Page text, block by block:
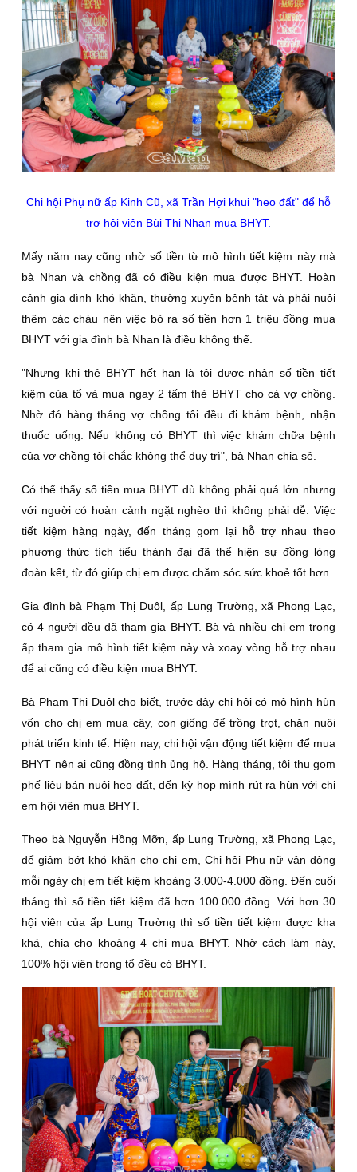
Chi hội Phụ nữ ấp Kinh Cũ, xã Trần Hợi khui "heo đất" để hỗ
trợ hội viên Bùi Thị Nhan mua BHYT.
Mấy năm nay cũng nhờ số tiền từ mô hình tiết kiệm này mà
bà Nhan và chồng đã có điều kiện mua được BHYT. Hoàn
cảnh gia đình khó khăn, thường xuyên bệnh tật và phải nuôi
thêm các cháu nên việc bỏ ra số tiền hơn 1 triệu đồng mua
BHYT với gia đình bà Nhan là điều không thể.
"Nhưng khi thẻ BHYT hết hạn là tôi được nhận số tiền tiết
kiệm của tổ và mua ngay 2 tấm thẻ BHYT cho cả vợ chồng.
Nhờ đó hàng tháng vợ chồng tôi đều đi khám bệnh, nhận
thuốc uống. Nếu không có BHYT thì việc khám chữa bệnh
của vợ chồng tôi chắc không thể duy trì", bà Nhan chia sẻ.
Có thể thấy số tiền mua BHYT dù không phải quá lớn nhưng
với người có hoàn cảnh ngặt nghèo thì không phải dễ. Việc
tiết kiệm hàng ngày, đến tháng gom lại hỗ trợ nhau theo
phương thức tích tiểu thành đại đã thể hiện sự đồng lòng
đoàn kết, từ đó giúp chị em được chăm sóc sức khoẻ tốt hơn.
Gia đình bà Phạm Thị Duôl, ấp Lung Trường, xã Phong Lạc,
có 4 người đều đã tham gia BHYT. Bà và nhiều chị em trong
ấp tham gia mô hình tiết kiệm này và xoay vòng hỗ trợ nhau
để ai cũng có điều kiện mua BHYT.
Bà Phạm Thị Duôl cho biết, trước đây chi hội có mô hình hùn
vốn cho chị em mua cây, con giống để trồng trọt, chăn nuôi
phát triển kinh tế. Hiện nay, chi hội vận động tiết kiệm để mua
BHYT nên ai cũng đồng tình ủng hộ. Hàng tháng, tôi thu gom
phế liệu bán nuôi heo đất, đến kỳ họp mình rút ra hùn với chị
em hội viên mua BHYT.
Theo bà Nguyễn Hồng Mỡn, ấp Lung Trường, xã Phong Lạc,
để giảm bớt khó khăn cho chị em, Chi hội Phụ nữ vận động
mỗi ngày chị em tiết kiệm khoảng 3.000-4.000 đồng. Đến cuối
tháng thì số tiền tiết kiệm đã hơn 100.000 đồng. Với hơn 30
hội viên của ấp Lung Trường thì số tiền tiết kiệm được kha
khá, chia cho khoảng 4 chị mua BHYT. Nhờ cách làm này,
100% hội viên trong tổ đều có BHYT.